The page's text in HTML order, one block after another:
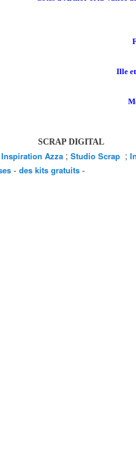
Ille
SCRAP DIGITAL
Inspiration Azza ; Studio Scrap ;
- des kits gratuits -